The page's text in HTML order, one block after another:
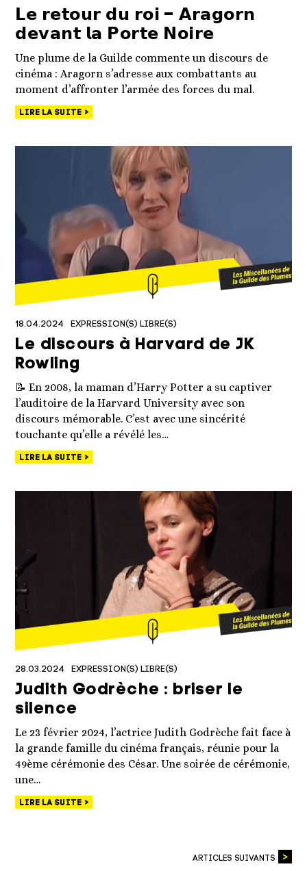
𝗟𝗲 𝗿𝗲𝘁𝗼𝘂𝗿 𝗱𝘂 𝗿𝗼𝗶 – 𝗔𝗿𝗮𝗴𝗼𝗿𝗻
𝗱𝗲𝘃𝗮𝗻𝘁 𝗹𝗮 𝗣𝗼𝗿𝘁𝗲 𝗡𝗼𝗶𝗿𝗲
Une plume de la Guilde commente un discours de
cinéma : Aragorn s’adresse aux combattants au
moment d’affronter l’armée des forces du mal.
LIRE LA SUITE
18.04.2024 EXPRESSION(S) LIBRE(S)
Le discours à Harvard de JK
Rowling
📝 En 2008, la maman d’Harry Potter a su captiver
l’auditoire de la Harvard University avec son
discours mémorable. C’est avec une sincérité
touchante qu’elle a révélé les…
LIRE LA SUITE
28.03.2024 EXPRESSION(S) LIBRE(S)
Judith Godrèche : briser le
silence
Le 23 février 2024, l’actrice Judith Godrèche fait face à
la grande famille du cinéma français, réunie pour la
49ème cérémonie des César. Une soirée de cérémonie,
une…
LIRE LA SUITE
ARTICLES SUIVANTS